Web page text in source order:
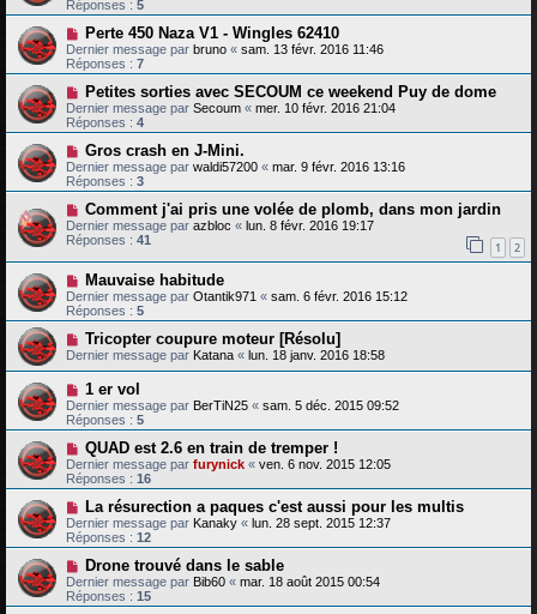
Réponses : 5
Perte 450 Naza V1 - Wingles 62410
Dernier message par bruno « sam. 13 févr. 2016 11:46
Réponses : 7
Petites sorties avec SECOUM ce weekend Puy de dome
Dernier message par Secoum « mer. 10 févr. 2016 21:04
Réponses : 4
Gros crash en J-Mini.
Dernier message par waldi57200 « mar. 9 févr. 2016 13:16
Réponses : 3
Comment j'ai pris une volée de plomb, dans mon jardin
Dernier message par azbloc « lun. 8 févr. 2016 19:17
Réponses : 41 1 2
Mauvaise habitude
Dernier message par Otantik971 « sam. 6 févr. 2016 15:12
Réponses : 5
Tricopter coupure moteur [Résolu]
Dernier message par Katana « lun. 18 janv. 2016 18:58
1 er vol
Dernier message par BerTiN25 « sam. 5 déc. 2015 09:52
Réponses : 5
QUAD est 2.6 en train de tremper !
Dernier message par furynick « ven. 6 nov. 2015 12:05
Réponses : 16
La résurection a paques c'est aussi pour les multis
Dernier message par Kanaky « lun. 28 sept. 2015 12:37
Réponses : 12
Drone trouvé dans le sable
Dernier message par Bib60 « mar. 18 août 2015 00:54
Réponses : 15